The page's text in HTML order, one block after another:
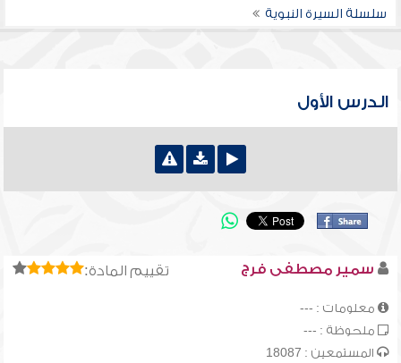
سلسلة السيرة النبوية
الدرس الأول
تقييم المادة: سمير مصطفى فرج
معلومات : ---
ملحوظة : ---
المستمعين : 18087